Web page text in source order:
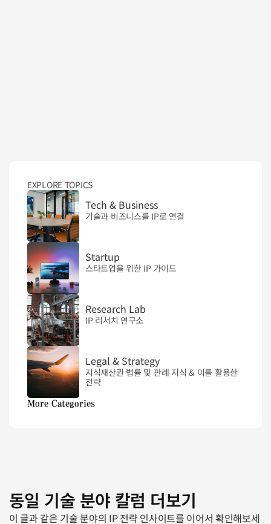
EXPLORE TOPICS
Tech & Business
기술과 비즈니스를 IP로 연결
Startup
스타트업을 위한 IP 가이드
Research Lab
IP 리서치 연구소
Legal & Strategy
지식재산권 법률 및 판례 지식 & 이를 활용한
전략
More Categories
동일 기술 분야 칼럼 더보기
이 글과 같은 기술 분야의 IP 전략 인사이트를 이어서 확인해보세